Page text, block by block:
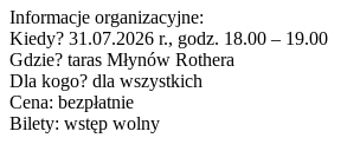
Informacje organizacyjne:
Kiedy? 31.07.2026 r., godz. 18.00 – 19.00
Gdzie? taras Młynów Rothera
Dla kogo? dla wszystkich
Cena: bezpłatnie
Bilety: wstęp wolny